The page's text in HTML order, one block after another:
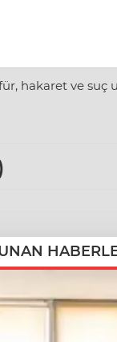
hakaret ve suç